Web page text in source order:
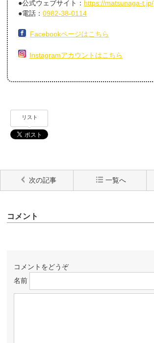
●公式ウェブサイト： https://matsunaga-t.jp/
●電話： 0982-38-0114
Facebookページはこちら
Instagramアカウントはこちら
リスト
次の記事 一覧へ
コメント
コメントをどうぞ
名前